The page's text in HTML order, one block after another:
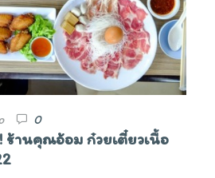
0
ร้านคุณอ้อม ก๋วยเตี๋ยวเนื้อ